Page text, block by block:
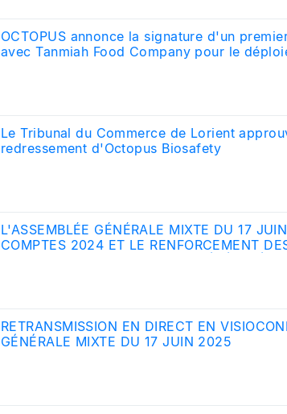
OCTOPUS annonce la signature d'un
avec Tanmiah Food Company pour le
Le Tribunal du Commerce de Lorient
redressement d'Octopus Biosafety
L'ASSEMBLÉE GÉNÉRALE MIXTE DU 17
COMPTES 2024 ET LE RENFORCEMENT
RETRANSMISSION EN DIRECT EN
GÉNÉRALE MIXTE DU 17 JUIN 2025